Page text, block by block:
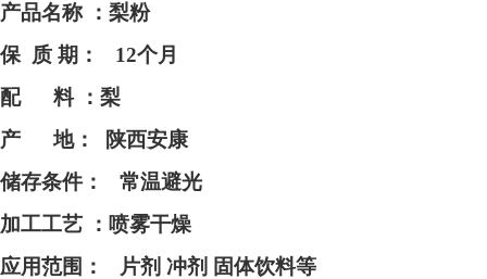
产品名称
：梨粉
保 质 期： 12个月
配料 ：梨
产 地：
陕西安康
储存条件：
常温避光
加工工艺
：喷雾干燥
应用范围：
片剂 冲剂 固体饮料等